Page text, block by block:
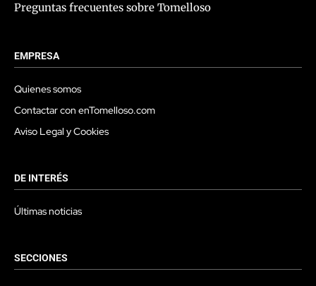
Preguntas frecuentes sobre Tomelloso
EMPRESA
Quienes somos
Contactar con enTomelloso.com
Aviso Legal y Cookies
DE INTERÉS
Últimas noticias
SECCIONES